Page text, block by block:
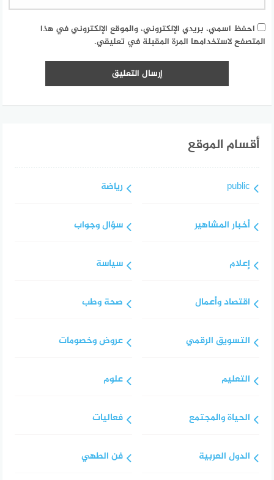
احفظ اسمي، بريدي الإلكتروني، والموقع الإلكتروني في هذا
المتصفح لاستخدامها المرة المقبلة في تعليقي.
أقسام الموقع
public
أخبار المشاهير
إعلام
اقتصاد وأعمال
التسويق الرقمي
التعليم
الحياة والمجتمع
الدول العربية
رياضة
سؤال وجواب
سياسة
صحة وطب
عروض وخصومات
علوم
فعاليات
فن الطهي